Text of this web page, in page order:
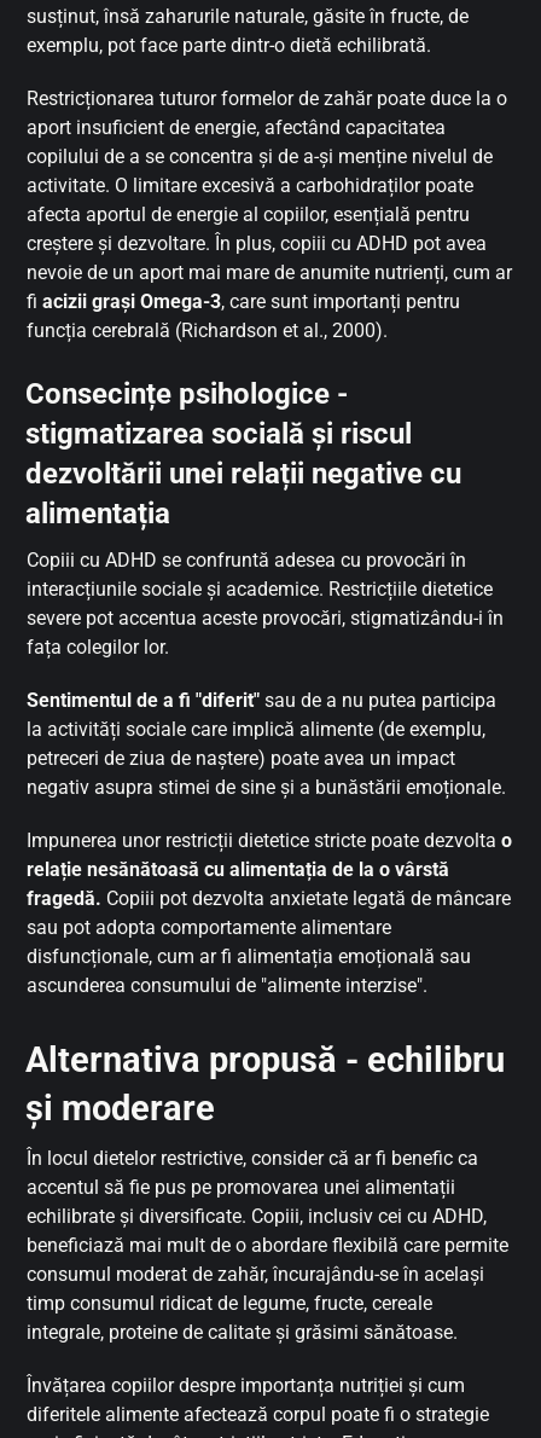
susținut, însă zaharurile naturale, găsite în fructe, de
exemplu, pot face parte dintr-o dietă echilibrată.
Restricționarea tuturor formelor de zahăr poate duce la o
aport insuficient de energie, afectând capacitatea
copilului de a se concentra și de a-și menține nivelul de
activitate. O limitare excesivă a carbohidraților poate
afecta aportul de energie al copiilor, esențială pentru
creștere și dezvoltare. În plus, copiii cu ADHD pot avea
nevoie de un aport mai mare de anumite nutrienți, cum ar
fiacizii grași Omega-3, care sunt importanți pentru
funcția cerebrală (Richardson et al., 2000).
Consecințe psihologice -
stigmatizarea socială și riscul
dezvoltării unei relații negative cu
alimentația
Copiii cu ADHD se confruntă adesea cu provocări în
interacțiunile sociale și academice. Restricțiile dietetice
severe pot accentua aceste provocări, stigmatizându-i în
fața colegilor lor.
Sentimentul de a fi "diferit" sau de a nu putea participa
la activități sociale care implică alimente (de exemplu,
petreceri de ziua de naștere) poate avea un impact
negativ asupra stimei de sine și a bunăstării emoționale.
Impunerea unor restricții dietetice stricte poate dezvoltao
relație nesănătoasă cu alimentația de la o vârstă
fragedă. Copiii pot dezvolta anxietate legată de mâncare
sau pot adopta comportamente alimentare
disfuncționale, cum ar fi alimentația emoțională sau
ascunderea consumului de "alimente interzise".
Alternativa propusă - echilibru
și moderare
În locul dietelor restrictive, consider că ar fi benefic ca
accentul să fie pus pe promovarea unei alimentații
echilibrate și diversificate. Copiii, inclusiv cei cu ADHD,
beneficiază mai mult de o abordare flexibilă care permite
consumul moderat de zahăr, încurajându-se în același
timp consumul ridicat de legume, fructe, cereale
integrale, proteine de calitate și grăsimi sănătoase.
Învățarea copiilor despre importanța nutriției și cum
diferitele alimente afectează corpul poate fi o strategie